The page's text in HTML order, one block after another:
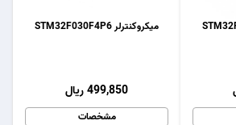
میکروکنترلر STM32F030F4P6
499,850 ریال
مشخصات